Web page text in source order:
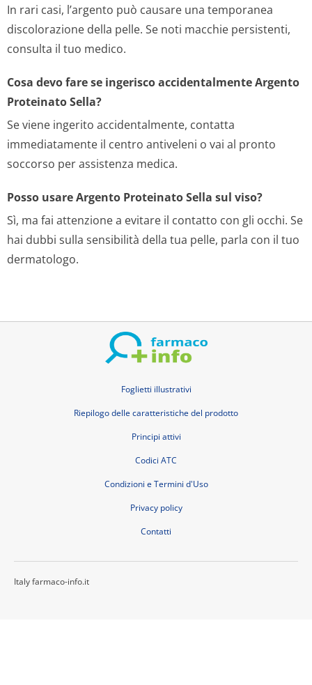
In rari casi, l’argento può causare una temporanea
discolorazione della pelle. Se noti macchie persistenti,
consulta il tuo medico.
Cosa devo fare se ingerisco accidentalmente Argento
Proteinato Sella?
Se viene ingerito accidentalmente, contatta
immediatamente il centro antiveleni o vai al pronto
soccorso per assistenza medica.
Posso usare Argento Proteinato Sella sul viso?
Sì, ma fai attenzione a evitare il contatto con gli occhi. Se
hai dubbi sulla sensibilità della tua pelle, parla con il tuo
dermatologo.
Foglietti illustrativi
Riepilogo delle caratteristiche del prodotto
Principi attivi
Codici ATC
Condizioni e Termini d'Uso
Privacy policy
Contatti
Italy farmaco-info.it